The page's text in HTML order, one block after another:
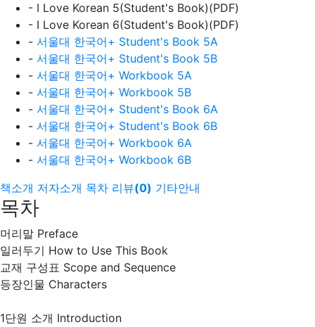
- I Love Korean 5(Student's Book)(PDF)
- I Love Korean 6(Student's Book)(PDF)
- 서울대 한국어+ Student's Book 5A
- 서울대 한국어+ Student's Book 5B
- 서울대 한국어+ Workbook 5A
- 서울대 한국어+ Workbook 5B
- 서울대 한국어+ Student's Book 6A
- 서울대 한국어+ Student's Book 6B
- 서울대 한국어+ Workbook 6A
- 서울대 한국어+ Workbook 6B
책소개 저자소개 목차 리뷰(0) 기타안내
목차
머리말 Preface
일러두기 How to Use This Book
교재 구성표 Scope and Sequence
등장인물 Characters
1단원 소개 Introduction